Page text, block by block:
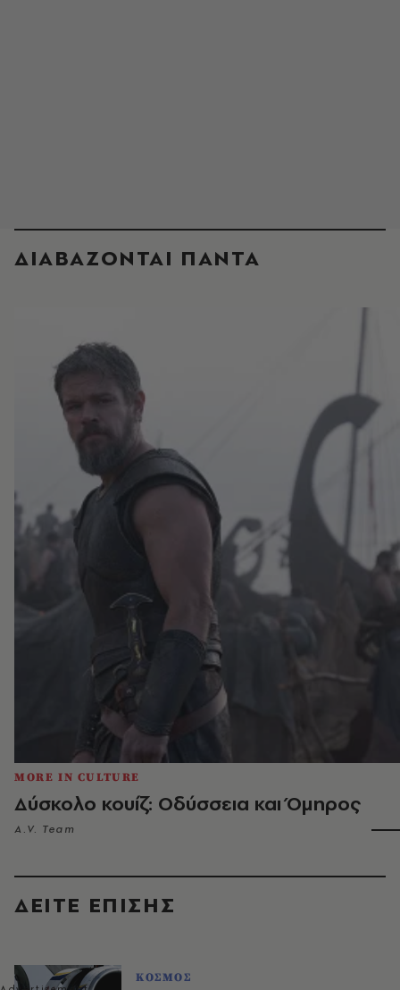
ΔΙΑΒΑΖΟΝΤΑΙ ΠΑΝΤΑ
MORE IN CULTURE
Δύσκολο κουίζ: Οδύσσεια και Όμηρος
A.V. Team
ΔΕΙΤΕ ΕΠΙΣΗΣ
ΚΟΣΜΟΣ